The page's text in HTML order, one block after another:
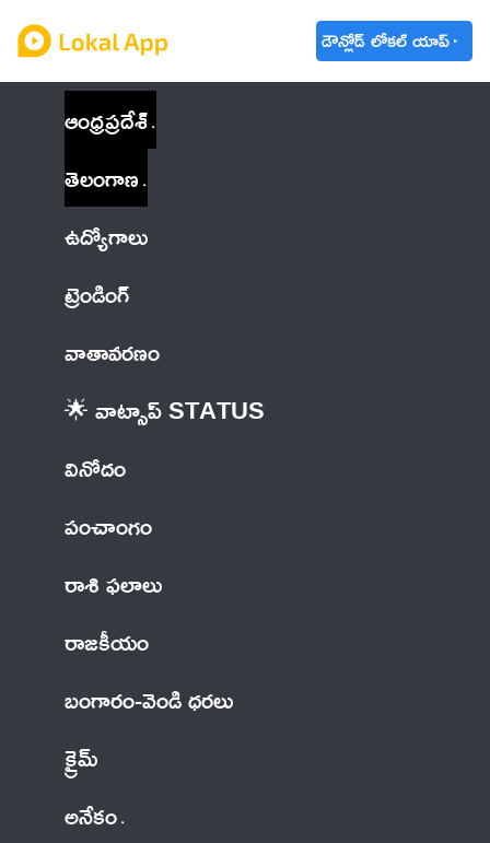
డౌన్లోడ్ లోకల్ యాప్
ఆంధ్రప్రదేశ్
తెలంగాణ
ఉద్యోగాలు
ట్రెండింగ్
వాతావరణం
🌟 వాట్సాప్ STATUS
వినోదం
పంచాంగం
రాశి ఫలాలు
రాజకీయం
బంగారం-వెండి ధరలు
క్రైమ్
అనేకం